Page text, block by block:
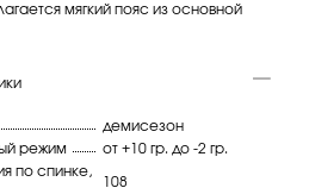
мягкий пояс из основной
демисезон
режим
от +10 гр. до -2 гр.
по спинке,
108